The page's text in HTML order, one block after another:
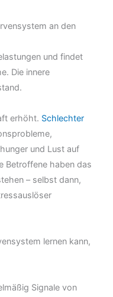
an den
und findet
Die innere
erhöht. Schlechter
und Lust auf
Betroffene haben das
– selbst dann,
lernen kann,
Signale von